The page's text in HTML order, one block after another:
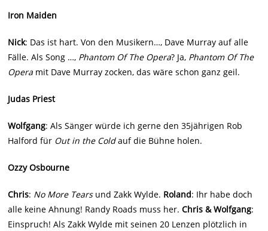
Iron Maiden
Nick: Das ist hart. Von den Musikern…, Dave Murray auf alle
Fälle. Als Song …, Phantom Of The Opera? Ja, Phantom Of The
Opera mit Dave Murray zocken, das wäre schon ganz geil.
Judas Priest
Wolfgang: Als Sänger würde ich gerne den 35jährigen Rob
Halford für Out in the Coldauf die Bühne holen.
Ozzy Osbourne
Chris: No More Tearsund Zakk Wylde. Roland: Ihr habe doch
alle keine Ahnung! Randy Roads muss her. Chris & Wolfgang:
Einspruch! Als Zakk Wylde mit seinen 20 Lenzen plötzlich in